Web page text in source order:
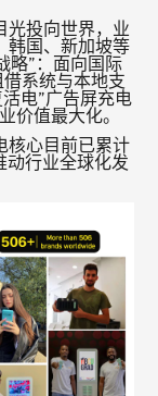
光投向世界，业
韩国、新加坡等
略”：面向国际
系统与本地支
电”广告屏充电
价值最大化。
核心目前已累计
行业全球化发